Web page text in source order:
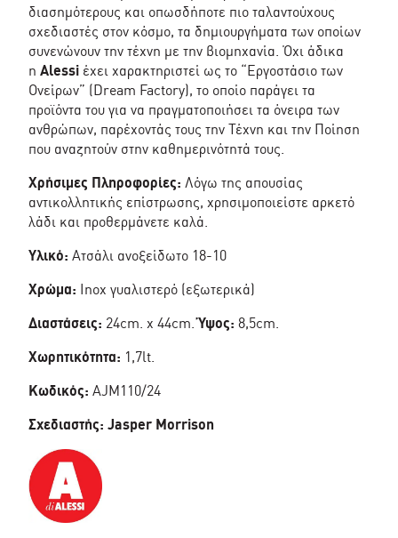
διασημότερους και οπωσδήποτε πιο ταλαντούχους
σχεδιαστές στον κόσμο, τα δημιουργήματα των οποίων
συνενώνουν την τέχνη με την βιομηχανία. Όχι άδικα
η Alessi έχει χαρακτηριστεί ως το “Εργοστάσιο των
Ονείρων” (Dream Factory), το οποίο παράγει τα
προϊόντα του για να πραγματοποιήσει τα όνειρα των
ανθρώπων, παρέχοντάς τους την Τέχνη και την Ποίηση
που αναζητούν στην καθημερινότητά τους.
Χρήσιμες Πληροφορίες: Λόγω της απουσίας
αντικολλητικής επίστρωσης, χρησιμοποιείστε αρκετό
λάδι και προθερμάνετε καλά.
Υλικό: Ατσάλι ανοξείδωτο 18-10
Χρώμα: Inox γυαλιστερό (εξωτερικά)
Διαστάσεις: 24cm. x 44cm.Ύψος: 8,5cm.
Χωρητικότητα: 1,7lt.
Κωδικός: AJM110/24
Σχεδιαστής: Jasper Morrison